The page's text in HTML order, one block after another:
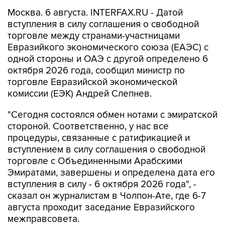
Москва. 6 августа. INTERFAX.RU - Датой
вступления в силу соглашения о свободной
торговле между странами-участницами
Евразийкого экономического союза (ЕАЭС) с
одной стороны и ОАЭ с другой определено 6
октября 2026 года, сообщил министр по
торговле Евразийской экономической
комиссии (ЕЭК) Андрей Слепнев.
"Сегодня состоялся обмен нотами с эмиратской
стороной. Соответственно, у нас все
процедуры, связанные с ратификацией и
вступлением в силу соглашения о свободной
торговле с Объединенными Арабскими
Эмиратами, завершены и определена дата его
вступления в силу - 6 октября 2026 года", -
сказал он журналистам в Чолпон-Ате, где 6-7
августа проходит заседание Евразийского
межправсовета.